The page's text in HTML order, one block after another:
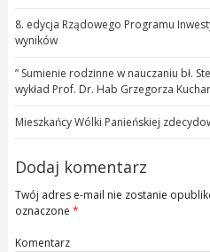
8. edycja Rządowego Programu
wyników
” Sumienie rodzinne w nauczaniu bł.
wykład Prof. Dr. Hab Grzegorza
Mieszkańcy Wólki Panieńskiej
Dodaj komentarz
Twój adres e-mail nie zostanie
oznaczone *
Komentarz